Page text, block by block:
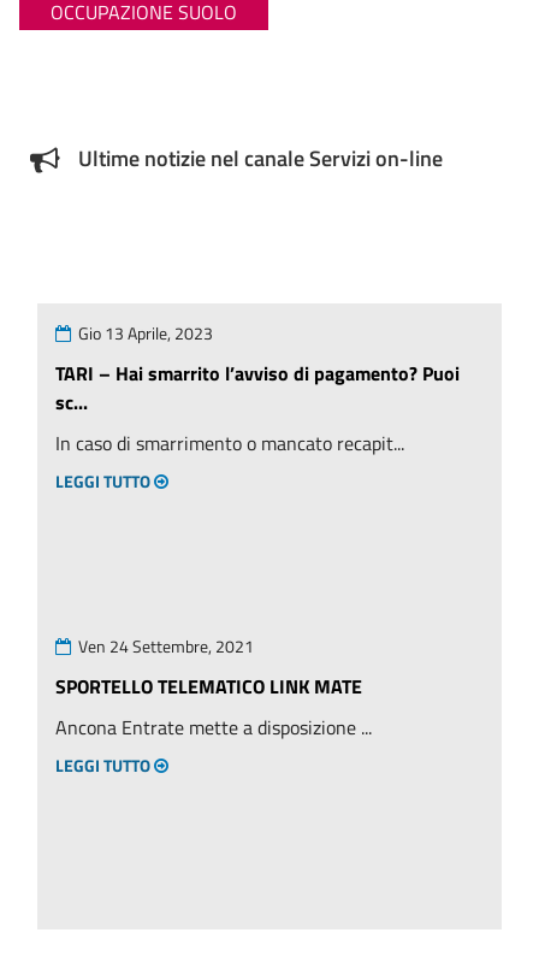
OCCUPAZIONE SUOLO
Ultime notizie nel canale Servizi on-line
Gio 13 Aprile, 2023
TARI – Hai smarrito l’avviso di pagamento? Puoi
sc...
In caso di smarrimento o mancato recapit...
LEGGI TUTTO
Ven 24 Settembre, 2021
SPORTELLO TELEMATICO LINK MATE
Ancona Entrate mette a disposizione ...
LEGGI TUTTO